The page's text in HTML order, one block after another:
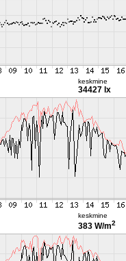
keskmine
34427 lx
keskmine
383 W/m2